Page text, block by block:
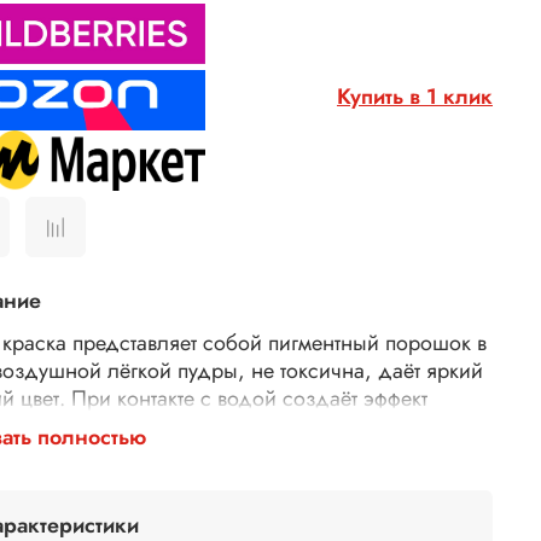
Купить в 1 клик
представляет собой пигментный порошок в
лёгкой пудры, не токсична, даёт яркий
цвет. При контакте с водой создаёт эффект
краски.
может применятся для окрашивания
добавленного порошка, регулируется
полностью